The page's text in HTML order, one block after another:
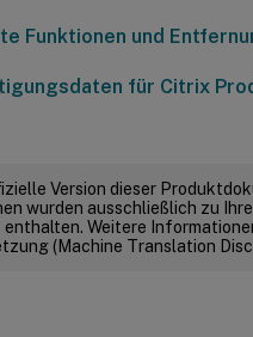
Funktionen und
für Citrix
Version dieser
wurden ausschließlich zu
enthalten. Weitere
(Machine Translation